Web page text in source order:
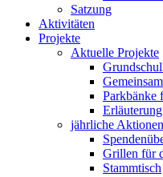
Satzung
Aktivitäten
Projekte
Aktuelle Projekte
Parkbänke
jährliche Aktionen
Grillen für
Stammtisch